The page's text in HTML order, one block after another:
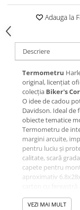
Adauga la
Descriere
Termometru
original, licențiat
colecția Biker's
O idee de cadou
Davidson. Ideal de
obiecte tematice
Termometru de
margini arcuite,
pentru luciu și
calitate, scară
capete pentru
aproximativ
O idee de cadou
iubitorii de obiecte
VEZI MAI MULT